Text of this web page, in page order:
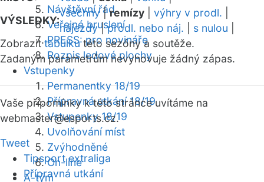
Návštěvní řád
Veřejné bruslení
PRESS: pro novináře
Rozpis ledové plochy
Vstupenky
Permanentky 18/19
Přípravná utkání 18/19
Vstupenky 18/19
Uvolňování míst
Zvýhodněné
On-line
A-tým
VÝSLEDKY:
všechny|remízy výhry v prodl.
nájezdy|prodl. nebo náj. s nulou
Zobrazittabulkutéto sezóny a soutěže.
Zadaným parametrům nevyhovuje žádný zápas.
Vaše připomínky k této stránce uvítáme na
webmaster@esports.cz.
Tweet
Tipsport extraliga
Přípravná utkání